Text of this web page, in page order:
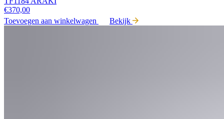
€370,00
Toevoegen aan winkelwagen
Bekijk